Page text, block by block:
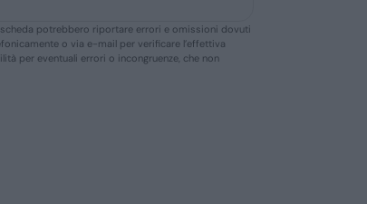
potrebbero riportare errori e omissioni dovuti
o via e-mail per verificare l’effettiva
per eventuali errori o incongruenze, che non